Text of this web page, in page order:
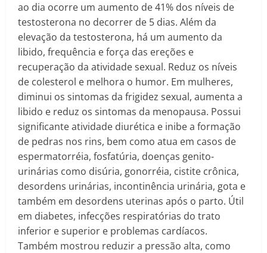
ao dia ocorre um aumento de 41% dos níveis de
testosterona no decorrer de 5 dias. Além da
elevação da testosterona, há um aumento da
libido, frequência e força das ereções e
recuperação da atividade sexual. Reduz os níveis
de colesterol e melhora o humor. Em mulheres,
diminui os sintomas da frigidez sexual, aumenta a
libido e reduz os sintomas da menopausa. Possui
significante atividade diurética e inibe a formação
de pedras nos rins, bem como atua em casos de
espermatorréia, fosfatúria, doenças genito-
urinárias como disúria, gonorréia, cistite crônica,
desordens urinárias, incontinência urinária, gota e
também em desordens uterinas após o parto. Útil
em diabetes, infecções respiratórias do trato
inferior e superior e problemas cardíacos.
Também mostrou reduzir a pressão alta, como